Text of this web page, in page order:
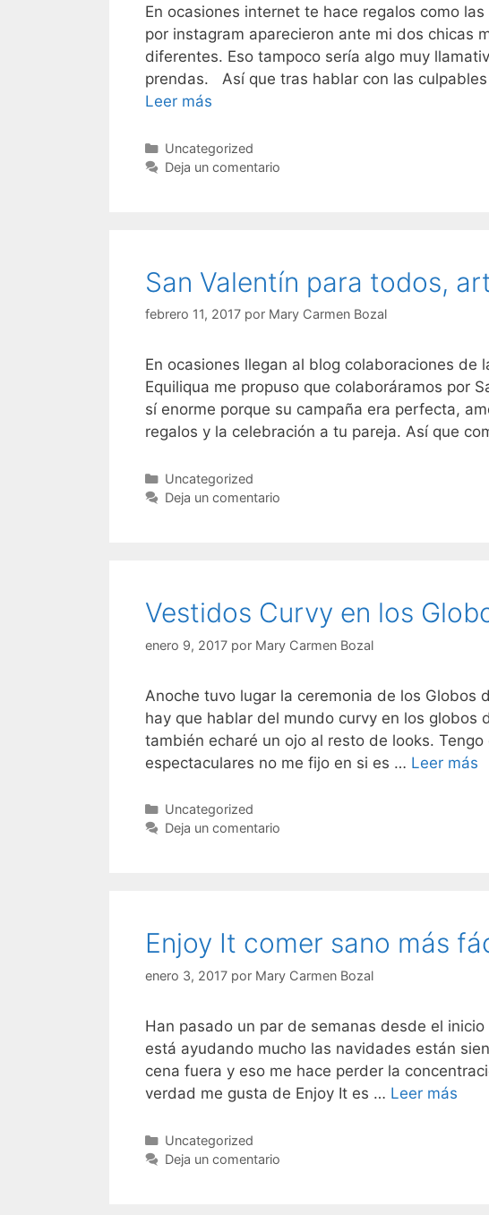
En ocasiones internet te hace regalos como
por instagram aparecieron ante mi dos chicas
diferentes. Eso tampoco sería algo muy
prendas. Así que tras hablar con las
Leer más
en
un
Categorías
Uncategorized
Deja un comentario
San Valentín para todos,
febrero 11, 2017 por Mary Carmen Bozal
En ocasiones llegan al blog colaboraciones de
Equiliqua me propuso que colaboráramos por
sí enorme porque su campaña era perfecta,
regalos y la celebración a tu pareja. Así que
Categorías
Uncategorized
Deja un comentario
Vestidos Curvy en los
enero 9, 2017 por Mary Carmen Bozal
Anoche tuvo lugar la ceremonia de los Globos
hay que hablar del mundo curvy en los globos
también echaré un ojo al resto de looks.
espectaculares no me fijo en si es … Leer más
Categorías
Uncategorized
Deja un comentario
Enjoy It comer sano más
enero 3, 2017 por Mary Carmen Bozal
Han pasado un par de semanas desde el
está ayudando mucho las navidades están
cena fuera y eso me hace perder la
verdad me gusta de Enjoy It es … Leer más
Categorías
Uncategorized
Deja un comentario